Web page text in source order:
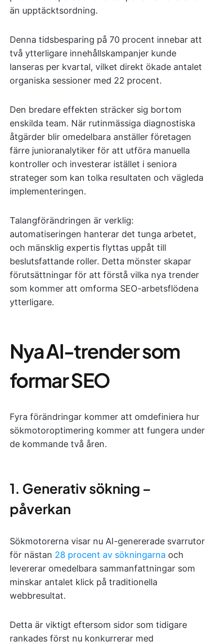
än upptäcktsordning.
Denna tidsbesparing på 70 procent innebar att
två ytterligare innehållskampanjer kunde
lanseras per kvartal, vilket direkt ökade antalet
organiska sessioner med 22 procent.
Den bredare effekten sträcker sig bortom
enskilda team. När rutinmässiga diagnostiska
åtgärder blir omedelbara anställer företagen
färre junioranalytiker för att utföra manuella
kontroller och investerar istället i seniora
strateger som kan tolka resultaten och vägleda
implementeringen.
Talangförändringen är verklig:
automatiseringen hanterar det tunga arbetet,
och mänsklig expertis flyttas uppåt till
beslutsfattande roller. Detta mönster skapar
förutsättningar för att förstå vilka nya trender
som kommer att omforma SEO-arbetsflödena
ytterligare.
Nya AI-trender som
formar SEO
Fyra förändringar kommer att omdefiniera hur
sökmotoroptimering kommer att fungera under
de kommande två åren.
1. Generativ sökning –
påverkan
Sökmotorerna visar nu AI-genererade svarrutor
för nästan 28 procent av sökningarna och
levererar omedelbara sammanfattningar som
minskar antalet klick på traditionella
webbresultat.
Detta är viktigt eftersom sidor som tidigare
rankades först nu konkurrerar med